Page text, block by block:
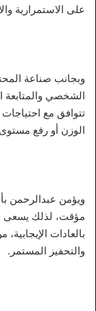
على الاستمرارية
وبجانب صناعة
الشخصي والمتابعة
تتوافق مع
الوزن أو رفع مستوى
ويؤمن عبدالرحمن
مؤقت، لذلك يسعى
بالعادات
والتحفيز المستمر.